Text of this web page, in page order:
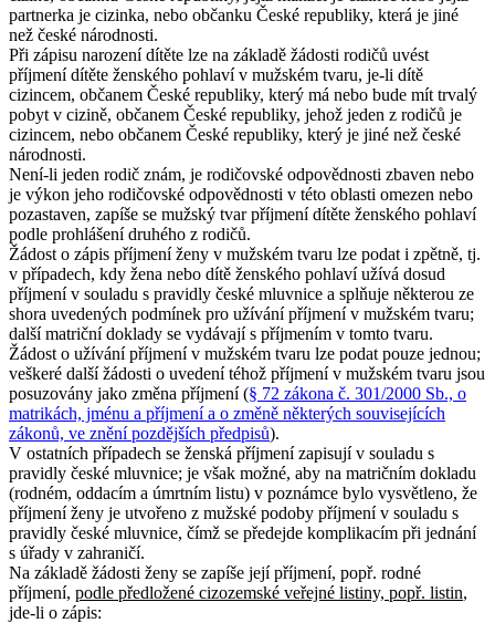
partnerka je cizinka, nebo občanku České republiky, která je jiné
než české národnosti.
Při zápisu narození dítěte lze na základě žádosti rodičů uvést
příjmení dítěte ženského pohlaví v mužském tvaru, je-li dítě
cizincem, občanem České republiky, který má nebo bude mít trvalý
pobyt v cizině, občanem České republiky, jehož jeden z rodičů je
cizincem, nebo občanem České republiky, který je jiné než české
národnosti.
Není-li jeden rodič znám, je rodičovské odpovědnosti zbaven nebo
je výkon jeho rodičovské odpovědnosti v této oblasti omezen nebo
pozastaven, zapíše se mužský tvar příjmení dítěte ženského pohlaví
podle prohlášení druhého z rodičů.
Žádost o zápis příjmení ženy v mužském tvaru lze podat i zpětně, tj.
v případech, kdy žena nebo dítě ženského pohlaví užívá dosud
příjmení v souladu s pravidly české mluvnice a splňuje některou ze
shora uvedených podmínek pro užívání příjmení v mužském tvaru;
další matriční doklady se vydávají s příjmením v tomto tvaru.
Žádost o užívání příjmení v mužském tvaru lze podat pouze jednou;
veškeré další žádosti o uvedení téhož příjmení v mužském tvaru jsou
posuzovány jako změna příjmení (§ 72 zákona č. 301/2000 Sb., o
matrikách, jménu a příjmení a o změně některých souvisejících
zákonů, ve znění pozdějších předpisů).
V ostatních případech se ženská příjmení zapisují v souladu s
pravidly české mluvnice; je však možné, aby na matričním dokladu
(rodném, oddacím a úmrtním listu) v poznámce bylo vysvětleno, že
příjmení ženy je utvořeno z mužské podoby příjmení v souladu s
pravidly české mluvnice, čímž se předejde komplikacím při jednání
s úřady v zahraničí.
Na základě žádosti ženy se zapíše její příjmení, popř. rodné
příjmení, podle předložené cizozemské veřejné listiny, popř. listin,
jde-li o zápis: